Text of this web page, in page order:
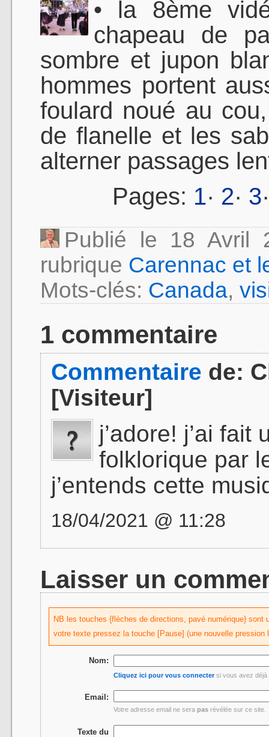
• la 8ème
chapeau de
sombre et jupon
hommes portent
foulard noué au
de flanelle et les
alterner passages
Pages: 1· 2· 3
Publié le 18
rubrique Carennac et
Mots-clés: Canada,
1 commentaire
Commentaire de:
[Visiteur]
j’adore! j’ai fait
folklorique par
j’entends cette
18/04/2021 @ 11:28
Laisser un
NB les touches {flèches de directions, pavé numérique}
votre texte pressez la touche [Pause] (une nouvelle pression
Nom:
Cliquez ici pour vous connectersi vous avez déjà
Email:
Votre adresse email ne serapas révélée sur ce site.
Texte du